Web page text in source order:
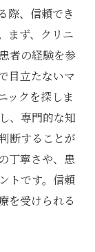
際、信頼でき
まず、クリニ
者の経験を参
目立たないマ
ックを探しま
、専門的な知
断することが
丁寧さや、患
トです。信頼
を受けられる